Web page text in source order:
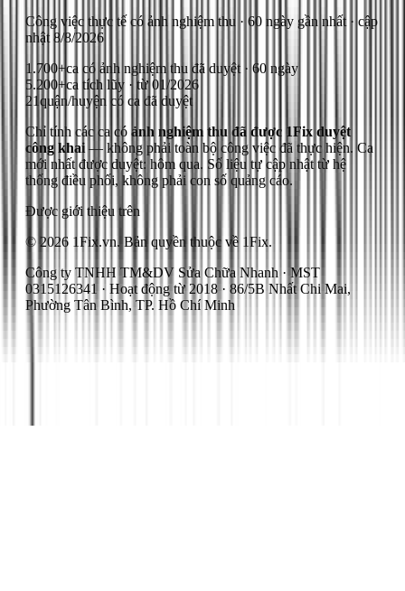
Công việc thực tế có ảnh nghiệm thu · 60 ngày gần nhất · cập
nhật 8/8/2026
1.700+ca có ảnh nghiệm thu đã duyệt · 60 ngày
5.200+ca tích lũy · từ 01/2026
21quận/huyện có ca đã duyệt
Chỉ tính các ca có ảnh nghiệm thu đã được 1Fix duyệt
công khai — không phải toàn bộ công việc đã thực hiện. Ca
mới nhất được duyệt: hôm qua. Số liệu tự cập nhật từ hệ
thống điều phối, không phải con số quảng cáo.
Được giới thiệu trên
© 2026 1Fix.vn. Bản quyền thuộc về 1Fix.
Công ty TNHH TM&DV Sửa Chữa Nhanh · MST
0315126341 · Hoạt động từ 2018 · 86/5B Nhất Chi Mai,
Phường Tân Bình, TP. Hồ Chí Minh